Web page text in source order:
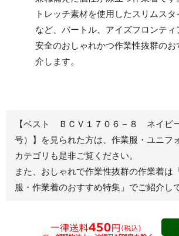
レディース作業着
ブルゾン
ジャンパー
秋冬長袖
春夏半袖
スモック
秋冬長袖
シャツ
トレッチ素材を使用したスリムス
など、バートル、アイズフロンティ
安全のおしゃれかつ作業性抜群の
介します。
【ベスト ＢＣＶ１７０６－８ ネイビ
号）】を見られた方は、作業服・ユニフ
カテゴリも是非ご覧ください。
また、おしゃれで作業性抜群の作業着は
服・作業着のおすすめ特集」 でご紹介し